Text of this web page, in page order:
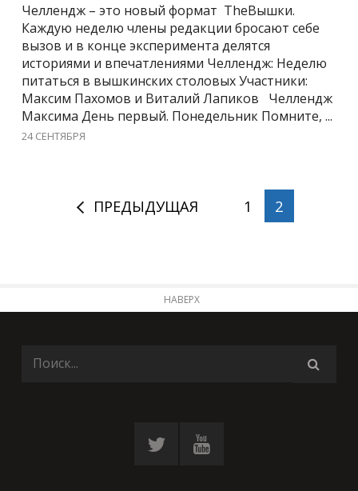
Челлендж – это новый формат TheВышки.
Каждую неделю члены редакции бросают себе
вызов и в конце эксперимента делятся
историями и впечатлениями Челлендж: Неделю
питаться в вышкинских столовых Участники:
Максим Пахомов и Виталий Лапиков Челлендж
Максима День первый. Понедельник Помните, ...
24 СЕНТЯБРЯ
ПРЕДЫДУЩАЯ 1 2
НАВЕРХ